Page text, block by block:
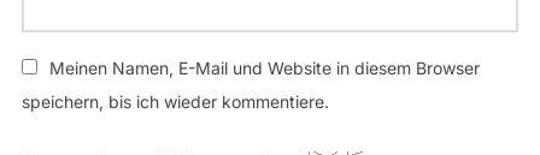
Meinen Namen, E-Mail und Website in diesem Browser
speichern, bis ich wieder kommentiere.